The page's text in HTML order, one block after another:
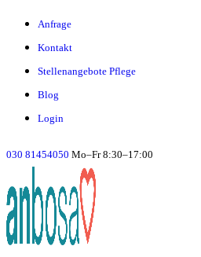
Anfrage
Kontakt
Stellenangebote Pflege
Blog
Login
030 81454050 Mo–Fr 8:30–17:00